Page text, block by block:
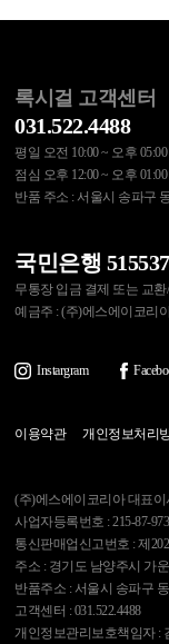
록시걸 고객센터
031.522.4488
평일 오전 10:00 ~ 오후
점심 오후 12:00 ~ 오후 01:00
반품 주소 : 서울시 송파구
국민은행
무통장 입금 결제 또는 교
예금주 : (주)에스에이코리
Instargram
이용약관 개인정보처리
(주)에스에이코리아 대표이
사업자등록번호 : 215-87-
통신판매업신고번호 : 제
주소 : 경기도 남양주시 가
반품주소 : 서울시 송파구
고객센터 : 031.522.4488
개인정보관리보호책임자 :